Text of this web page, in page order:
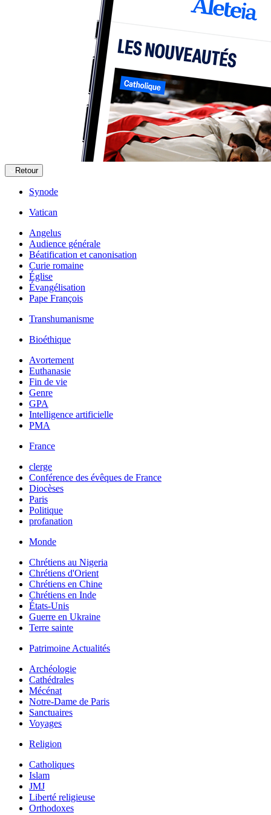
Retour
Synode
Vatican
Angelus
Audience générale
Béatification et canonisation
Curie romaine
Église
Évangélisation
Pape François
Transhumanisme
Bioéthique
Avortement
Euthanasie
Fin de vie
Genre
GPA
Intelligence artificielle
PMA
France
clerge
Conférence des évêques de France
Diocèses
Paris
Politique
profanation
Monde
Chrétiens au Nigeria
Chrétiens d'Orient
Chrétiens en Chine
Chrétiens en Inde
États-Unis
Guerre en Ukraine
Terre sainte
Patrimoine Actualités
Archéologie
Cathédrales
Mécénat
Notre-Dame de Paris
Sanctuaires
Voyages
Religion
Catholiques
Islam
JMJ
Liberté religieuse
Orthodoxes